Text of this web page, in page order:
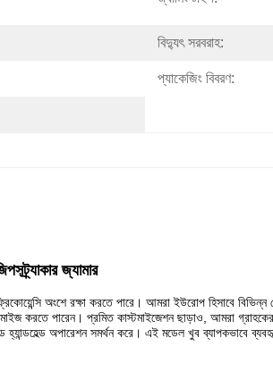
বিদ্যুৎ সরবরাহ:
প্যাকেজিং বিবরণ:
জ্যামার
অংশে রক্ষা করতে পারে। আমরা ইউরোপ হিসাবে বিভিন্ন
করতে পারেন। প্রমিত কাস্টমাইজেশন ছাড়াও, আমরা
হ্যান্ডহেল্ড অপারেশন সমর্থন করে। এই মডেল খুব ব্যাপকভাবে